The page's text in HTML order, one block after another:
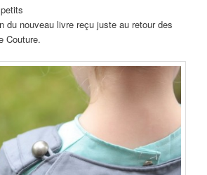
du nouveau livre reçu juste au retour des
Couture.